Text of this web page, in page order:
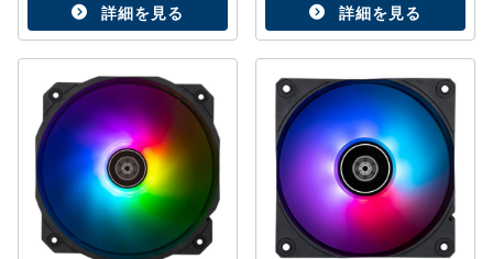
詳細を見る 詳細を見る